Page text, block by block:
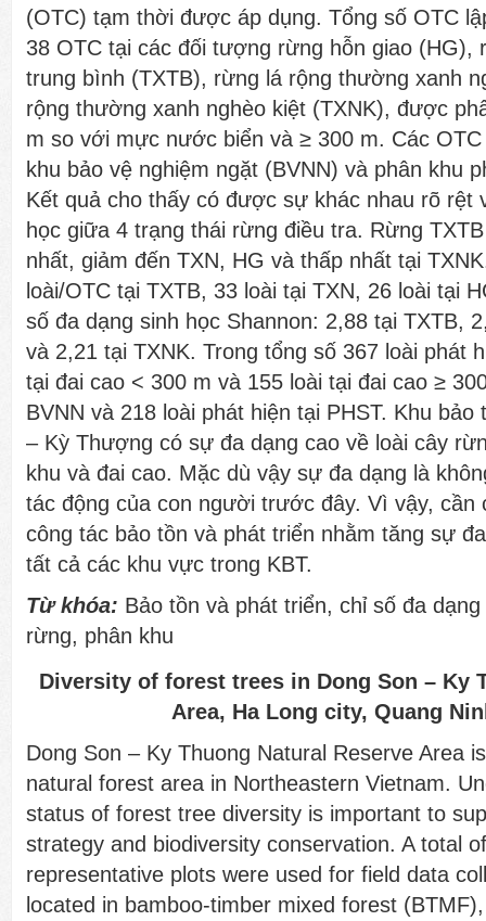
(OTC) tạm thời được áp dụng. Tổng số OTC
38 OTC tại các đối tượng rừng hỗn giao (HG),
trung bình (TXTB), rừng lá rộng thường xanh
rộng thường xanh nghèo kiệt (TXNK), được
m so với mực nước biển và ≥ 300 m. Các
khu bảo vệ nghiệm ngặt (BVNN) và phân khu
Kết quả cho thấy có được sự khác nhau rõ rệt
học giữa 4 trạng thái rừng điều tra. Rừng
nhất, giảm đến TXN, HG và thấp nhất tại
loài/OTC tại TXTB, 33 loài tại TXN, 26 loài tại
số đa dạng sinh học Shannon: 2,88 tại TXTB,
và 2,21 tại TXNK. Trong tổng số 367 loài phát
tại đai cao < 300 m và 155 loài tại đai cao ≥
BVNN và 218 loài phát hiện tại PHST. Khu
– Kỳ Thượng có sự đa dạng cao về loài cây
khu và đai cao. Mặc dù vậy sự đa dạng là
tác động của con người trước đây. Vì vậy, cần
công tác bảo tồn và phát triển nhằm tăng sự
tất cả các khu vực trong KBT.
Từ khóa: Bảo tồn và phát triển, chỉ số đa
rừng, phân khu
Diversity of forest trees in Dong Son – Ky
Area, Ha Long city, Quang
Dong Son – Ky Thuong Natural Reserve Area
natural forest area in Northeastern Vietnam.
status of forest tree diversity is important to
strategy and biodiversity conservation. A total
representative plots were used for field data
located in bamboo-timber mixed forest